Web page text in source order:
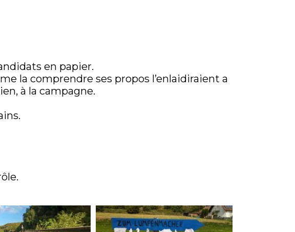
en papier.
la comprendre ses propos l’enlaidiraient a
à la campagne.